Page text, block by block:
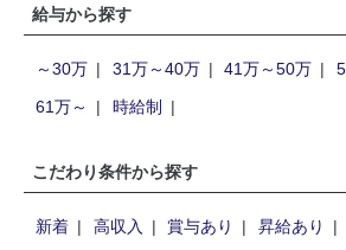
給与から探す
～30万 31万～40万 41万～50万
61万～
時給制
こだわり条件から探す
新着 高収入 賞与あり 昇給あり